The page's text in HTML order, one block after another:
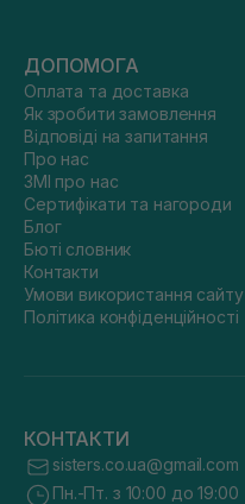
ДОПОМОГА
Оплата та доставка
Як зробити замовлення
Відповіді на запитання
Про нас
ЗМІ про нас
Сертифікати та нагороди
Блог
Бюті словник
Контакти
Умови використання сайту
Політика конфіденційності
КОНТАКТИ
sisters.co.ua@gmail.com
Пн.-Пт. з 10:00 до 19:00